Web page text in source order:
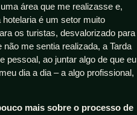
área que me realizasse e,
é um setor muito
os turistas, desvalorizado para
me sentia realizada, a Tarda
pessoal, ao juntar algo de que eu
dia a dia – a algo profissional,
mais sobre o processo de